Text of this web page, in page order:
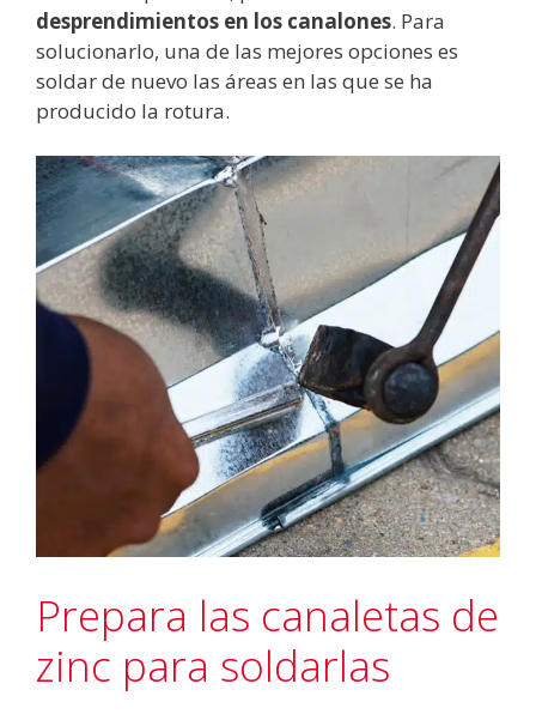
desprendimientos en los canalones. Para
solucionarlo, una de las mejores opciones es
soldar de nuevo las áreas en las que se ha
producido la rotura.
Prepara las canaletas de
zinc para soldarlas